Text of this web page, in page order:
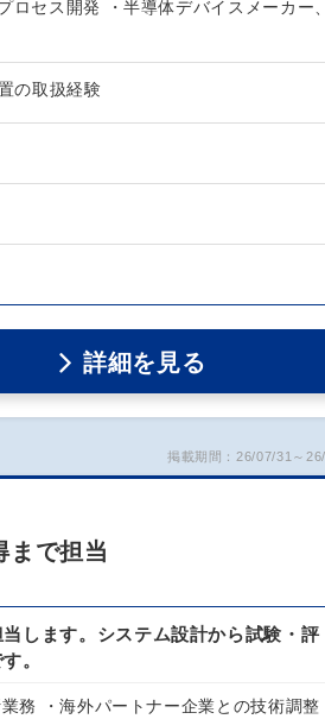
ロセス開発 ・半導体デバイスメーカー
の取扱経験
詳細を見る
掲載期間：26/07/31～
まで担当
します。システム設計から試験・評
。
務 ・海外パートナー企業との技術調整